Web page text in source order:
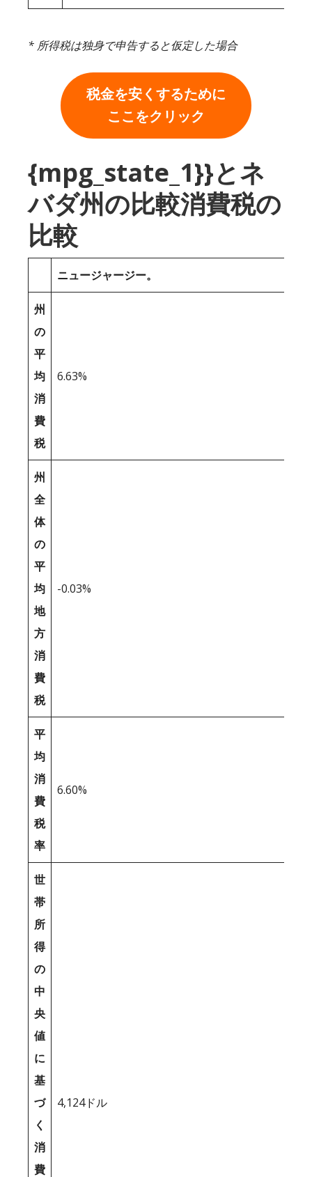
* 所得税は独身で申告すると仮定した場合
税金を安くするために
ここをクリック
{mpg_state_1}}とネ
バダ州の比較消費税の
比較
ニュージャージー。
州
の
平
均
消
費
税
6.63%
州
全
体
の
平
均
地
方
消
費
税
-0.03%
平
均
消
費
税
率
6.60%
世
帯
所
得
の
中
央
値
に
基
づ
く
消
費
4,124ドル